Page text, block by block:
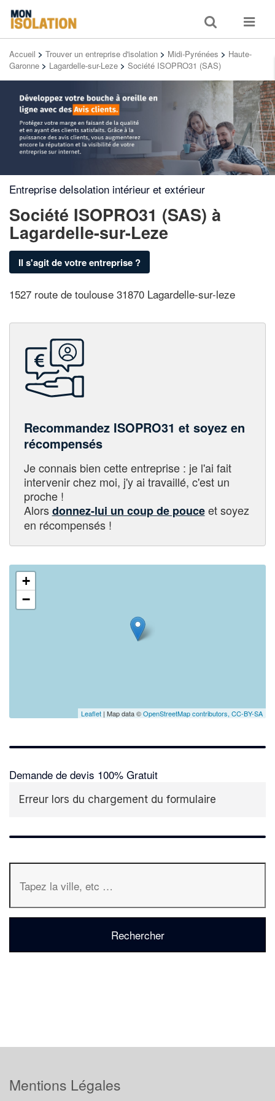
Toggle
search
Toggle
Accueil > Trouver un entreprise d'isolation > Midi-Pyrénées > Haute-
Garonne > Lagardelle-sur-Leze > Société ISOPRO31 (SAS)
Entreprise deIsolation intérieur et extérieur
Société ISOPRO31 (SAS) à
Lagardelle-sur-Leze
Il s'agit de votre entreprise ?
1527 route de toulouse 31870 Lagardelle-sur-leze
Recommandez ISOPRO31 et soyez en
récompensés
Je connais bien cette entreprise : je l'ai fait
intervenir chez moi, j'y ai travaillé, c'est un
proche !
Alorsdonnez-lui un coup de pouceet soyez
en récompensés !
+
−
Leaflet | Map data ©OpenStreetMap contributors, CC-BY-SA
Demande de devis 100% Gratuit
Erreur lors du chargement du formulaire
Mentions Légales